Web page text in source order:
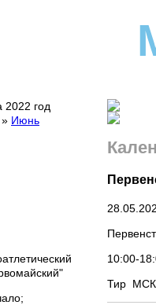
2022 год
» Июнь
10:00-
Тир МСК